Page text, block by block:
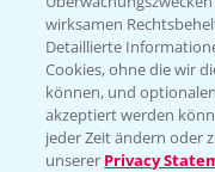
wirksamen
Detaillierte
Cookies, ohne die wir
können, und
akzeptiert werden
jeder Zeit ändern oder
unserer Privacy